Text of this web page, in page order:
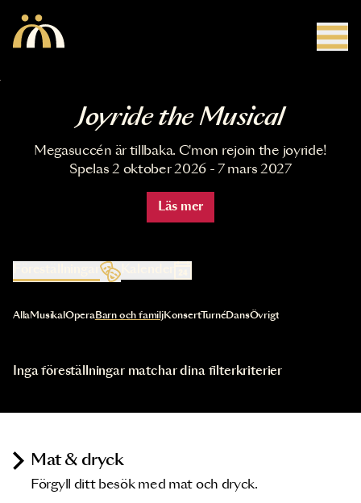
Joyride the Musical
Megasuccén är tillbaka. C'mon rejoin the joyride!
Spelas 2 oktober 2026 - 7 mars 2027
Läs mer
Kalender
Val av kategori uppdaterar innehållet automatiskt
AllaMusikal OperaBarn och familjKonsertTurnéDansÖvrigt
Inga föreställningar matchar dina filterkriterier
Mat & dryck
Förgyll ditt besök med mat och dryck.